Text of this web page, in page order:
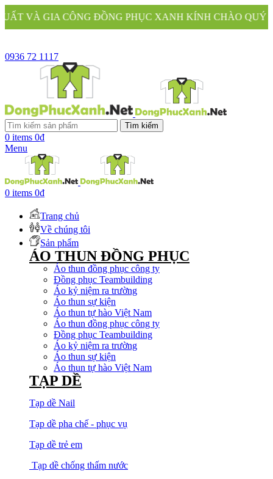
ĐỒNG PHỤC XANH KÍNH CHÀO QUÝ KHÁCH
0936 72 1117
Tìm kiếm
0 items 0₫
Menu
0 items 0₫
Trang chủ
Về chúng tôi
Sản phẩm
ÁO THUN ĐỒNG PHỤC
Áo thun đồng phục công ty
Đồng phục Teambuilding
Áo kỷ niệm ra trường
Áo thun sự kiện
Áo thun tự hào Việt Nam
Áo thun đồng phục công ty
Đồng phục Teambuilding
Áo kỷ niệm ra trường
Áo thun sự kiện
Áo thun tự hào Việt Nam
TẠP DỀ
Tạp dề Nail
Tạp dề pha chế - phục vụ
Tạp dề trẻ em
Tạp dề chống thấm nước